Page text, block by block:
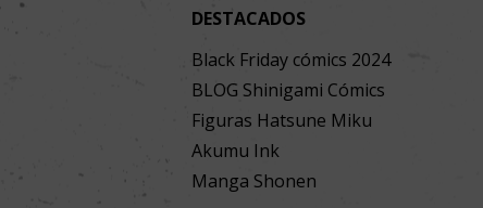
DESTACADOS
Black Friday cómics 2024
BLOG Shinigami Cómics
Figuras Hatsune Miku
Akumu Ink
Manga Shonen